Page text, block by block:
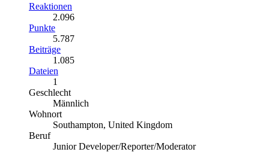
Reaktionen
2.096
Punkte
5.787
Beiträge
1.085
Dateien
1
Geschlecht
Männlich
Wohnort
Southampton, United Kingdom
Beruf
Junior Developer/Reporter/Moderator